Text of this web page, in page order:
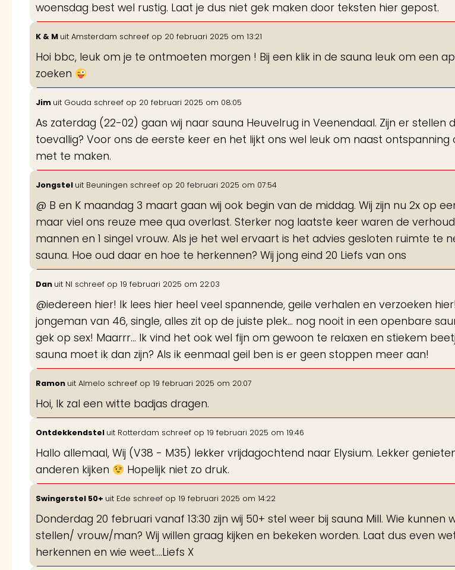
woensdag best wel rustig. Laat je dus niet gek maken door teksten hier gepost.
K & M uit Amsterdam schreef op 20 februari 2025 om 13:21
Hoi bbc, leuk om je te ontmoeten morgen ! Bij een klik in de sauna leuk om een
zoeken
Jim uit Gouda schreef op 20 februari 2025 om 08:05
As zaterdag (22-02) gaan wij naar sauna Heuvelrug in Veenendaal. Zijn er stellen
toevallig? Voor ons de eerste keer en het lijkt ons wel leuk om naast ontspanning
met te maken.
Jongstel uit Beuningen schreef op 20 februari 2025 om 07:54
@ B en K maandag 3 maart gaan wij ook begin van de middag. Wij zijn nu 2x op
maar viel ons reuze mee qua overlast. Sterker nog laatste keer waren de
mannen en 1 singel vrouw. Als je het wel ervaart is het advies gesloten ruimte te
sauna. Hoe oud daar en hoe te herkennen? Wij jong eind 20 Liefs van ons
Dan uit Nl schreef op 19 februari 2025 om 22:03
@iedereen hier! Ik lees hier heel veel spannende, geile verhalen en verzoeken
jongeman van 46, single, alles zit op de juiste plek... nog nooit in een openbare
gek op sex! Maarrr... Ik vind het ook wel fijn om gewoon te relaxen en stiekem
sauna moet ik dan zijn? Als ik eenmaal geil ben is er geen stoppen meer aan!
Ramon uit Almelo schreef op 19 februari 2025 om 20:07
Hoi, Ik zal een witte badjas dragen.
Ontdekkendstel uit Rotterdam schreef op 19 februari 2025 om 19:46
Hallo allemaal, Wij (V38 - M35) lekker vrijdagochtend naar Elysium. Lekker
anderen kijken
Hopelijk niet zo druk.
Swingerstel 50+ uit Ede schreef op 19 februari 2025 om 14:22
Donderdag 20 februari vanaf 13:30 zijn wij 50+ stel weer bij sauna Mill. Wie kunnen
stellen/ vrouw/man? Wij willen graag kijken en bekeken worden. Laat dus even
herkennen en wie weet....Liefs X